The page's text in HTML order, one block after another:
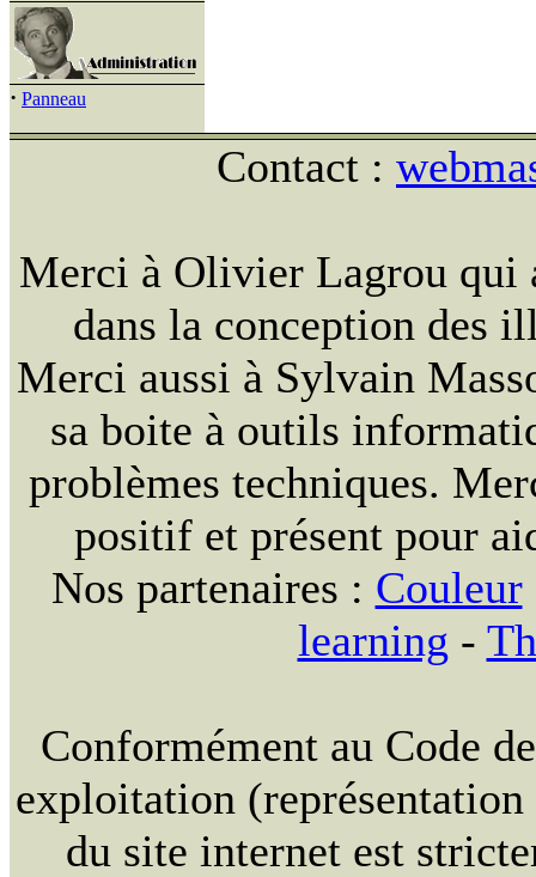
· Panneau
Contact :
Merci à Olivier Lagrou qui
dans la conception des
Merci aussi à Sylvain
sa boite à outils
problèmes techniques.
positif et présent pour
Nos partenaires : Couleur
learning -
Conformément au Code
exploitation
du site internet est